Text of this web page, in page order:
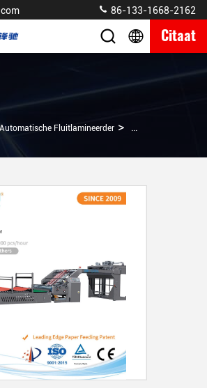
86-133-1668-2162
Citaat
Automatische Fluitlamineerder > Geautomatiseerde